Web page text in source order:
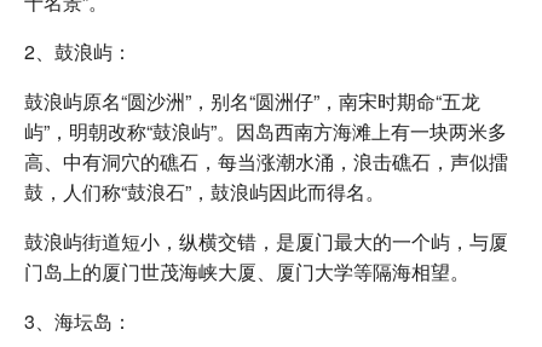
2、鼓浪屿：
鼓浪屿原名“圆沙洲”，别名“圆洲仔”，南宋时期命“五龙
屿”，明朝改称“鼓浪屿”。因岛西南方海滩上有一块两米多
高、中有洞穴的礁石，每当涨潮水涌，浪击礁石，声似擂
鼓，人们称“鼓浪石”，鼓浪屿因此而得名。
鼓浪屿街道短小，纵横交错，是厦门最大的一个屿，与厦
门岛上的厦门世茂海峡大厦、厦门大学等隔海相望。
3、海坛岛：